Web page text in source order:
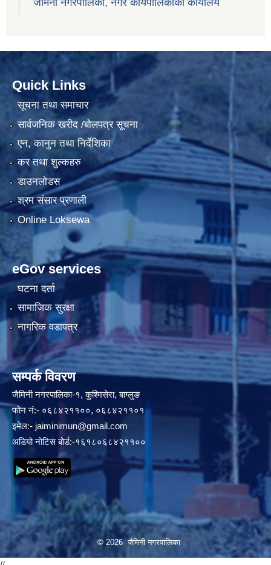
Quick Links
सूचना तथा समाचार
सार्वजनिक खरीद /बोलपत्र सूचना
एन, कानुन तथा निर्देशिका
कर तथा शुल्कहरु
डाउनलोडस
श्रम संसार प्रणाली
Online Loksewa
eGov services
घटना दर्ता
सामाजिक सुरक्षा
नागरिक वडापत्र
सम्पर्क विवरण
जैमिनी नगरपालिका-१, कुश्मिसेरा, बाग्लुङ
फोन नं:- ०६८४२११००, ०६८४२११०१
इमेल:- jaiminimun@gmail.com
अडियो नोटिस बोर्ड:-१६१८०६८४२११००
© 2026 जैमिनी नगरपालिका